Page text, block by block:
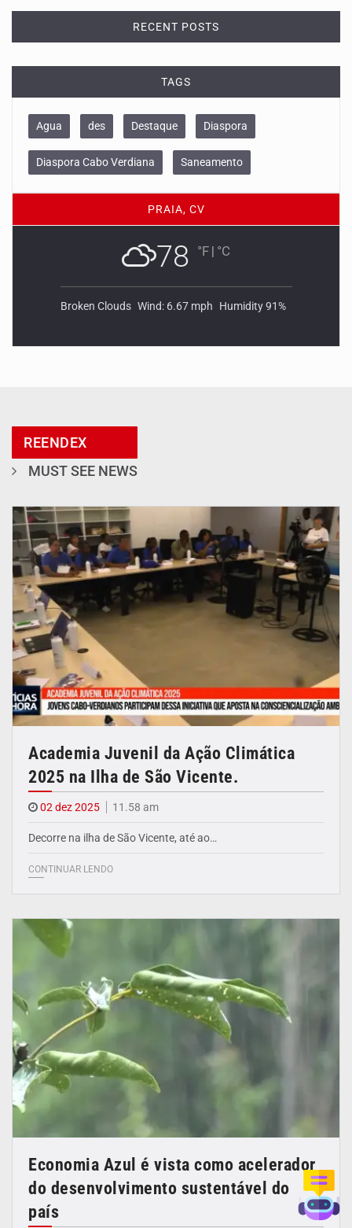
RECENT POSTS
TAGS
Agua des Destaque Diaspora
Diaspora Cabo Verdiana Saneamento
PRAIA, CV
78 °F | °C
Broken Clouds Wind: 6.67 mph Humidity 91%
REENDEX
MUST SEE NEWS
Academia Juvenil da Ação Climática
2025 na Ilha de São Vicente.
02 dez 2025 11.58 am
Decorre na ilha de São Vicente, até ao…
CONTINUAR LENDO
Economia Azul é vista como acelerador
do desenvolvimento sustentável do
país